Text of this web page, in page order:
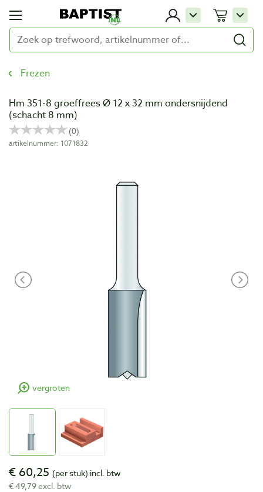
Frezen
Hm 351-8 groeffrees Ø 12 x 32 mm ondersnijdend
(schacht 8 mm)
artikelnummer: 1071832
vergroten
€ 60,25 (per stuk) incl. btw
€ 49,79 excl. btw